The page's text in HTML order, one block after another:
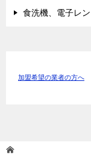
食洗機、電子レ
加盟希望の業者の方へ